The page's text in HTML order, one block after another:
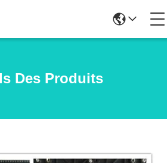
Des Produits